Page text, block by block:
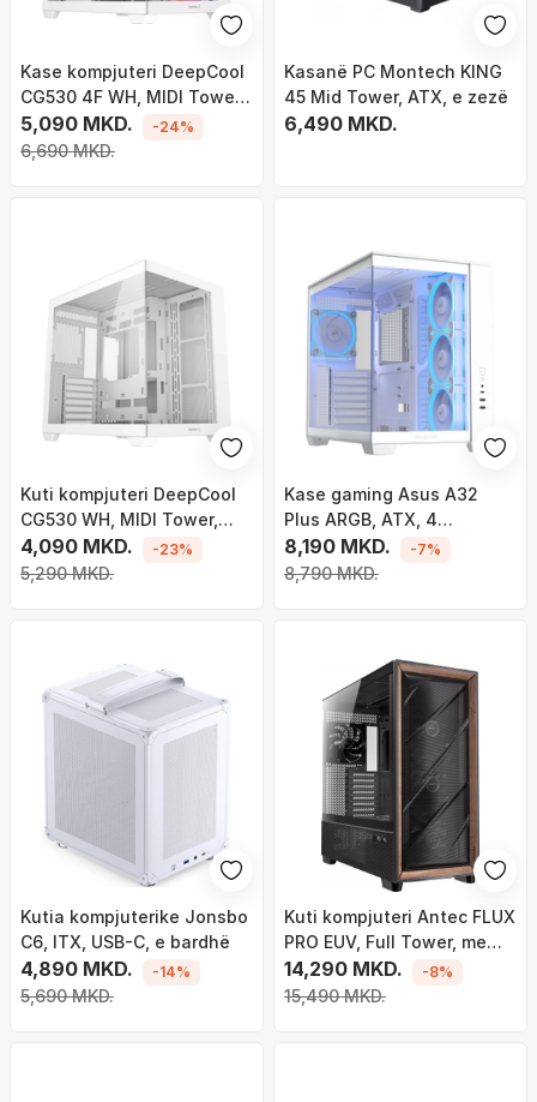
Kase kompjuteri DeepCool
CG530 4F WH, MIDI Tower,
ARGB, e bardhë
5,090 MKD.
6,690 MKD.
-24%
Kasanë PC Montech KING
45 Mid Tower, ATX, e zezë
6,490 MKD.
Kuti kompjuteri DeepCool
CG530 WH, MIDI Tower,
xham i temperuar, e bardhë
4,090 MKD.
5,290 MKD.
-23%
Kase gaming Asus A32
Plus ARGB, ATX, 4
ventilatorë ARGB, e bardhë
8,190 MKD.
8,790 MKD.
-7%
Kutia kompjuterike Jonsbo
C6, ITX, USB-C, e bardhë
4,890 MKD.
5,690 MKD.
-14%
Kuti kompjuteri Antec FLUX
PRO EUV, Full Tower, me
ekran temperature, e zezë
me dru
14,290 MKD.
15,490 MKD.
-8%